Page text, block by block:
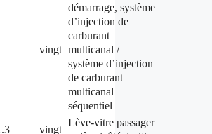
vingt
démarrage, système
d’injection de
carburant
multicanal /
système d’injection
de carburant
multicanal
séquentiel
vingt
Lève-vitre passager